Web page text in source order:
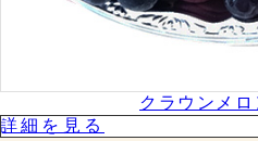
クラウンメロ
詳細を⾒る